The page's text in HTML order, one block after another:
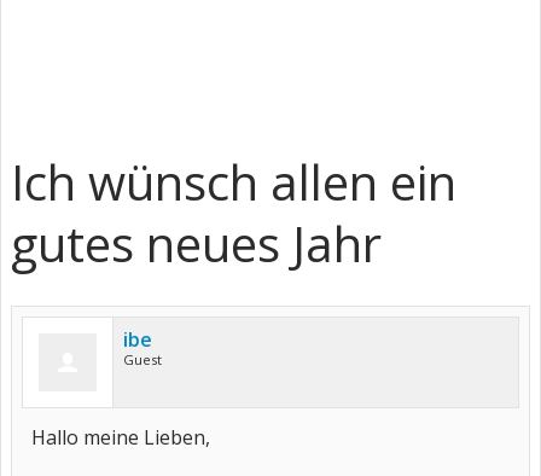
Ich wünsch allen ein
gutes neues Jahr
ibe
Guest
Hallo meine Lieben,